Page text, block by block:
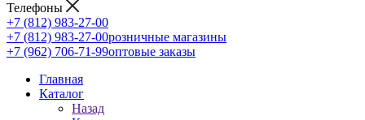
Телефоны
+7 (812) 983-27-00
+7 (812) 983-27-00розничные магазины
+7 (962) 706-71-99оптовые заказы
Главная
Каталог
Назад